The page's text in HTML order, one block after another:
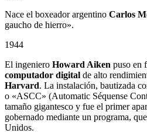
Nace el boxeador argentino Carlos
gaucho de hierro».
1944
El ingeniero Howard Aiken puso en
computador digital de alto
Harvard. La instalación, bautizada
o «ASCC» (Automatic Séquense
tamaño gigantesco y fue el primer
gobernado mediante un programa,
Unidos.